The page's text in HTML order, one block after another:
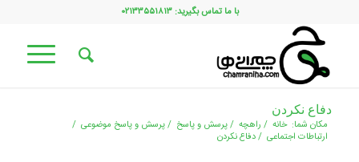
با ما تماس بگیرید: ۰۲۱۳۳۵۵۱۸۱۳
دفاع نکردن
مکان شما: خانه / راهچه /پرسش و پاسخ /پرسش و پاسخ موضوعی /
ارتباطات اجتماعی /دفاع نکردن